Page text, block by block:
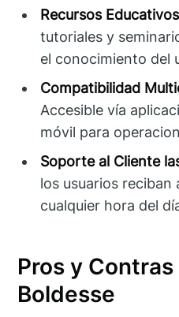
Recursos
tutoriales y
el conocimiento del
Compatibilidad
Accesible vía
móvil para
Soporte al Cliente
los usuarios reciban
cualquier hora del
Pros y
Boldesse